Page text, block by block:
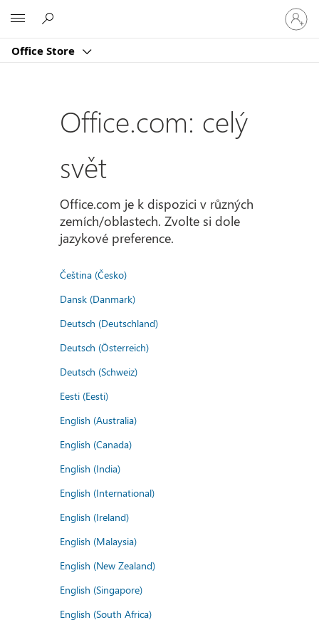
Office Store
se
ke
účtu
Office.com: celý
svět
Office.com je k dispozici v různých
zemích/oblastech. Zvolte si dole
jazykové preference.
Čeština (Česko)
Dansk (Danmark)
Deutsch (Deutschland)
Deutsch (Österreich)
Deutsch (Schweiz)
Eesti (Eesti)
English (Australia)
English (Canada)
English (India)
English (International)
English (Ireland)
English (Malaysia)
English (New Zealand)
English (Singapore)
English (South Africa)